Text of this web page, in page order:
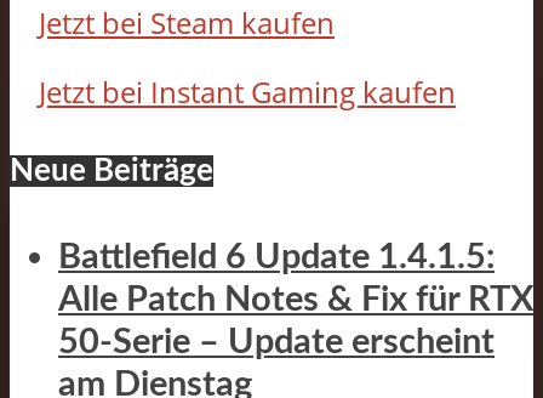
Jetzt bei Steam kaufen
Jetzt bei Instant Gaming kaufen
Neue Beiträge
Battlefield 6 Update 1.4.1.5:
Alle Patch Notes & Fix für RTX
50-Serie – Update erscheint
am Dienstag